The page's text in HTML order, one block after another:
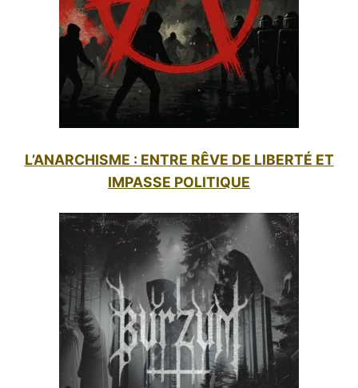
L’ANARCHISME : ENTRE RÊVE DE LIBERTÉ ET
IMPASSE POLITIQUE